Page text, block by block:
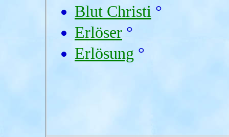
Blut Christi °
Erlöser °
Erlösung °